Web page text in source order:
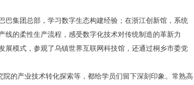
集团总部，学习数字生态构建经验；在浙江创新馆，系统
的柔性生产流程，感受数字化技术对传统制造的革新力
展模式，参观了乌镇世界互联网科技馆，还通过桐乡市委党
的产业技术转化探索等，都给学员们留下深刻印象。常熟高